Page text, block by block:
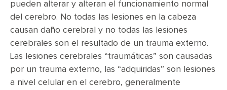
pueden alterar y alteran el funcionamiento normal
del cerebro. No todas las lesiones en la cabeza
causan daño cerebral y no todas las lesiones
cerebrales son el resultado de un trauma externo.
Las lesiones cerebrales “traumáticas” son causadas
por un trauma externo, las “adquiridas” son lesiones
a nivel celular en el cerebro, generalmente